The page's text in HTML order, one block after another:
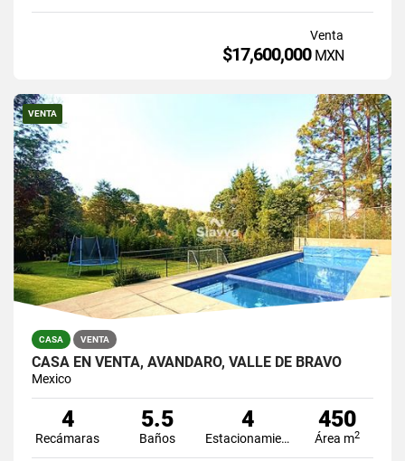
Venta
$17,600,000 MXN
VENTA
CASA VENTA
CASA EN VENTA, AVÁNDARO, VALLE DE BRAVO
Mexico
4
Recámaras
5.5
Baños
4
Estacionamiento
450
Área m2